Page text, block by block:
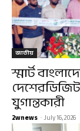
জাতীয়
স্মার্ট
যুগান্তকারী
2wnews -July 16, 2026